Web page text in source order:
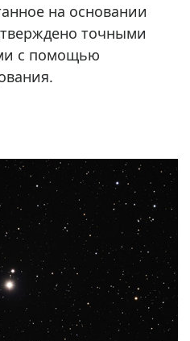
на основании
точными
с помощью